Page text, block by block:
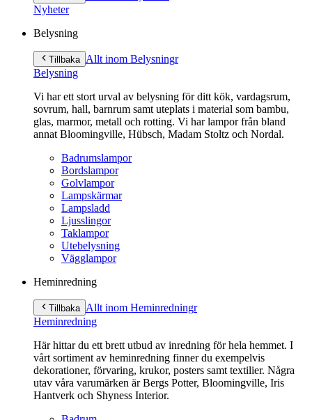
innehållNyheter
Belysning
Tillbaka Allt inom Belysningr
Belysning
Vi har ett stort urval av belysning för ditt kök, vardagsrum,
sovrum, hall, barnrum samt uteplats i material som bambu,
glas, marmor, metall och rotting. Vi har lampor från bland
annat Bloomingville, Hübsch, Madam Stoltz och Nordal.
Badrumslampor
Bordslampor
Golvlampor
Lampskärmar
Lampsladd
Ljusslingor
Taklampor
Utebelysning
Vägglampor
Heminredning
Tillbaka Allt inom Heminredningr
Heminredning
Här hittar du ett brett utbud av inredning för hela hemmet. I
vårt sortiment av heminredning finner du exempelvis
dekorationer, förvaring, krukor, posters samt textilier. Några
utav våra varumärken är Bergs Potter, Bloomingville, Iris
Hantverk och Shyness Interior.